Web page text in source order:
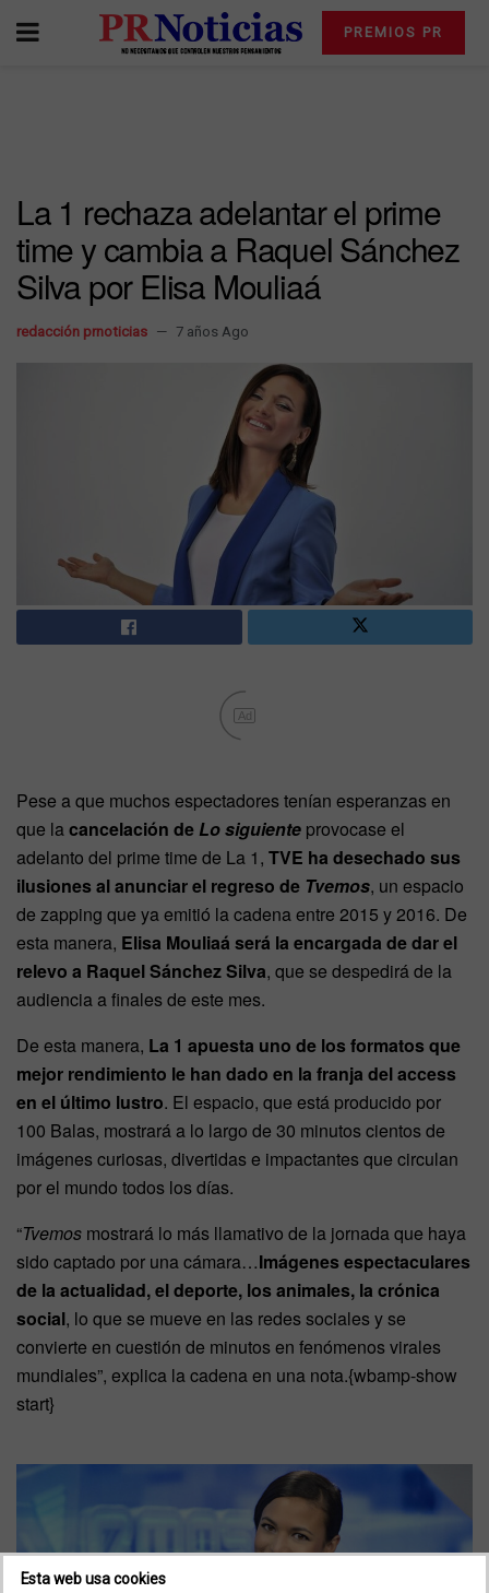
PREMIOS PR
La 1 rechaza adelantar el prime
time y cambia a Raquel Sánchez
Silva por Elisa Mouliaá
redacción prnoticias 7 años Ago
Ad
Pese a que muchos espectadores tenían esperanzas en
que lacancelación deLo siguiente provocase el
adelanto del prime time de La 1, TVE ha desechado sus
ilusiones al anunciar el regreso de Tvemos, un espacio
de zapping que ya emitió la cadena entre 2015 y 2016. De
esta manera, Elisa Mouliaá será la encargada de dar el
relevo a Raquel Sánchez Silva, que se despedirá de la
audiencia a finales de este mes.
De esta manera, La 1 apuesta uno de los formatos que
mejor rendimiento le han dado en la franja del access
en el último lustro. El espacio, que está producido por
100 Balas, mostrará a lo largo de 30 minutos cientos de
imágenes curiosas, divertidas e impactantes que circulan
por el mundo todos los días.
“Tvemos mostrará lo más llamativo de la jornada que haya
sido captado por una cámara…Imágenes espectaculares
de la actualidad, el deporte, los animales, la crónica
social, lo que se mueve en las redes sociales y se
convierte en cuestión de minutos en fenómenos virales
mundiales”, explica la cadena en una nota.{wbamp-show
start}
Esta web usa cookies